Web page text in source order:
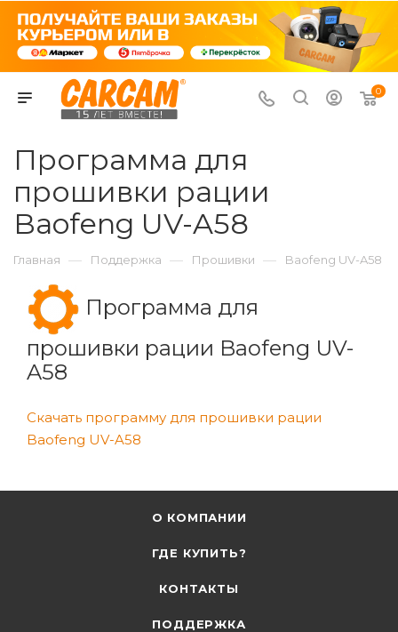
0
Программа для
прошивки рации
Baofeng UV-A58
Главная — Поддержка — Прошивки — Baofeng UV-A58
Программа для
прошивки рации Baofeng UV-
A58
Скачать программу для прошивки рации
Baofeng UV-A58
О КОМПАНИИ
ГДЕ КУПИТЬ?
КОНТАКТЫ
ПОДДЕРЖКА